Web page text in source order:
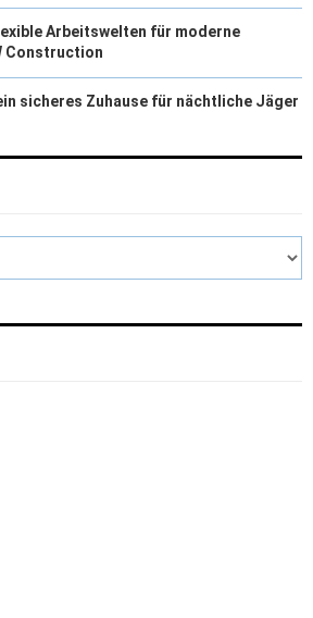
Arbeitswelten für moderne
Construction
sicheres Zuhause für nächtliche Jäger